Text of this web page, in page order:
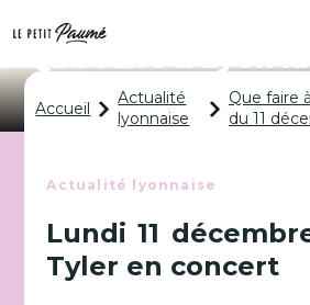
Que faire à Lyon
du 11 décembre
Accueil
Actualité
lyonnaise
Que faire
du 11
Actualité lyonnaise
Lundi 11
Tyler en concert